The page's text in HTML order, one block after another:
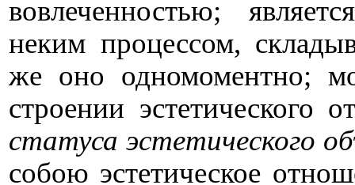
вовлеченностью;
неким процессом,
же оно одномоментно;
строении эстетического
статуса эстетического
собою эстетическое